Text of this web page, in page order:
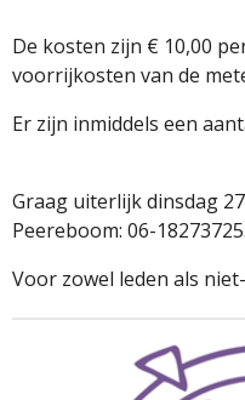
De kosten zijn € 10,00
voorrijkosten van de
Er zijn inmiddels een
Graag uiterlijk dinsdag
Peereboom: 06-18273725.
Voor zowel leden als